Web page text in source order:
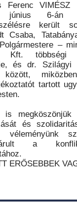
Ferenc VIMÉSZ
június 6-án
került
Csaba,
–
Kft. többségi
és dr. Szilágyi
között,
tartott
is megköszönjük
és
véleményünk
a
ERŐSEBBEK